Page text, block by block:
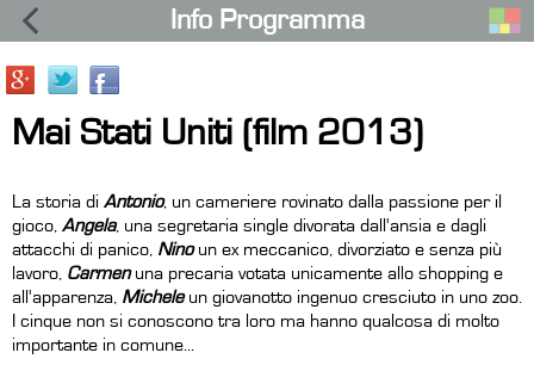
Info Programma
Mai Stati Uniti (film 2013)
La storia di Antonio, un cameriere rovinato dalla passione per il
gioco, Angela, una segretaria single divorata dall'ansia e dagli
attacchi di panico, Ninoun ex meccanico, divorziato e senza più
lavoro, Carmenuna precaria votata unicamente allo shopping e
all'apparenza, Micheleun giovanotto ingenuo cresciuto in uno zoo.
I cinque non si conoscono tra loro ma hanno qualcosa di molto
importante in comune...